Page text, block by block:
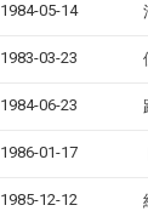
1984-05-14
1983-03-23
1984-06-23
1986-01-17
1985-12-12